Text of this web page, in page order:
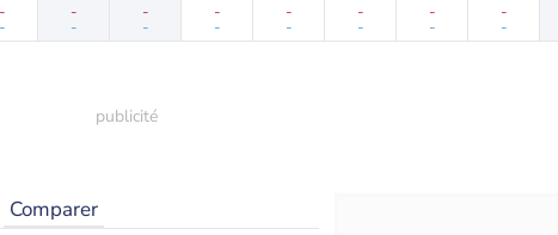
-
-
-
-
-
-
-
-
-
-
-
-
-
-
-
-
Comparer